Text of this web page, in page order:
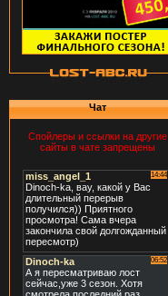
Чат
Спойлеры и ссылки на другие
сайты в чате запрещены